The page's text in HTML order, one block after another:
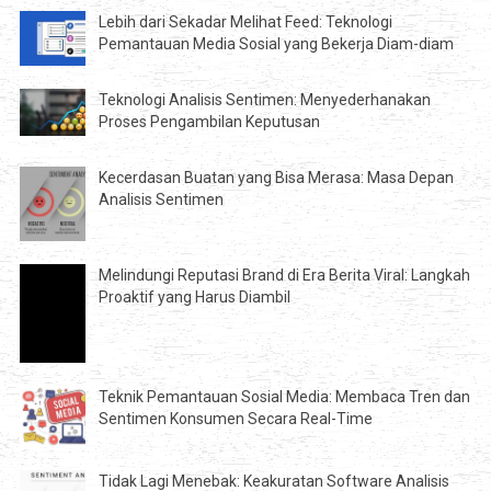
Lebih dari Sekadar Melihat Feed: Teknologi
Pemantauan Media Sosial yang Bekerja Diam-diam
Teknologi Analisis Sentimen: Menyederhanakan
Proses Pengambilan Keputusan
Kecerdasan Buatan yang Bisa Merasa: Masa Depan
Analisis Sentimen
Melindungi Reputasi Brand di Era Berita Viral: Langkah
Proaktif yang Harus Diambil
Teknik Pemantauan Sosial Media: Membaca Tren dan
Sentimen Konsumen Secara Real-Time
Tidak Lagi Menebak: Keakuratan Software Analisis